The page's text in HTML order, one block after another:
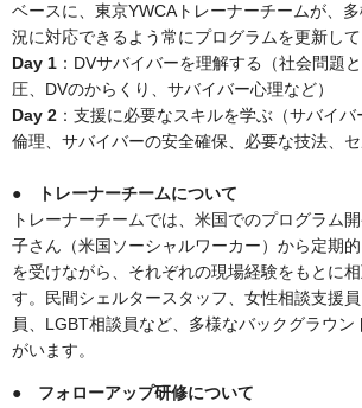
ベースに、東京YWCAトレーナーチームが、
況に対応できるよう常にプログラムを更新して
Day 1 ：DVサバイバーを理解する（社会問題
圧、DVのからくり、サバイバー心理など）
Day 2 ：支援に必要なスキルを学ぶ（サバイ
倫理、サバイバーの安全確保、必要な技法、セ
●
トレーナーチームについて
トレーナーチームでは、米国でのプログラム
子さん（米国ソーシャルワーカー）から定期
を受けながら、それぞれの現場経験をもとに
す。民間シェルタースタッフ、女性相談支援
員、LGBT相談員など、多様なバックグラウン
がいます。
● フォローアップ研修について